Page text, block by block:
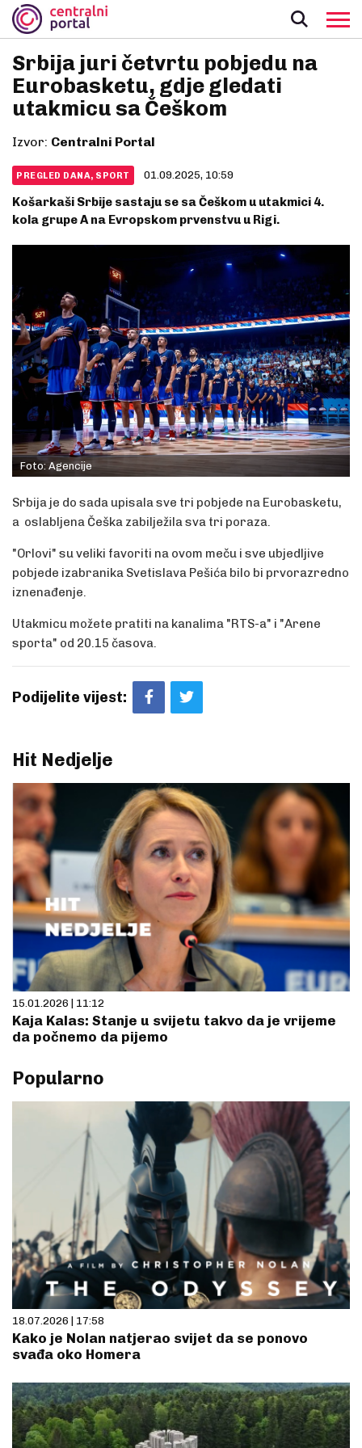
Srbija juri četvrtu pobjedu na
Eurobasketu, gdje gledati
utakmicu sa Češkom
Izvor: Centralni Portal
PREGLED DANA, SPORT 01.09.2025, 10:59
Košarkaši Srbije sastaju se sa Češkom u utakmici 4.
kola grupe A na Evropskom prvenstvu u Rigi.
Foto: Agencije
Srbija je do sada upisala sve tri pobjede na Eurobasketu,
a oslabljena Češka zabilježila sva tri poraza.
"Orlovi" su veliki favoriti na ovom meču i sve ubjedljive
pobjede izabranika Svetislava Pešića bilo bi prvorazredno
iznenađenje.
Utakmicu možete pratiti na kanalima "RTS-a" i "Arene
sporta" od 20.15 časova.
Podijelite vijest:
Hit Nedjelje
15.01.2026 | 11:12
Kaja Kalas: Stanje u svijetu takvo da je vrijeme
da počnemo da pijemo
Popularno
18.07.2026 | 17:58
Kako je Nolan natjerao svijet da se ponovo
svađa oko Homera